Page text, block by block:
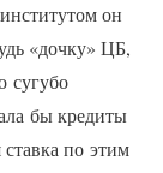
он
«дочку» ЦБ,
сугубо
бы кредиты
по этим